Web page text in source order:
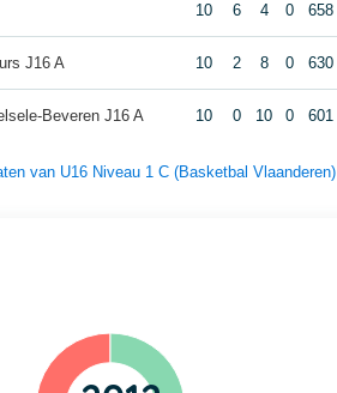
10 6 4 0 658
J16 A 10 2 8 0 630
Beveren J16 A 10 0 10 0 601
van U16 Niveau 1 C (Basketbal Vlaanderen)